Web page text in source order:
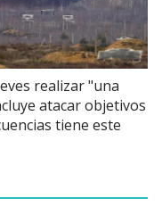
realizar "una
atacar objetivos
tiene este